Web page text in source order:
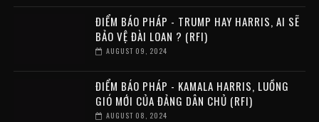
ĐIỂM BÁO PHÁP - TRUMP HAY HARRIS, AI SẼ
BẢO VỆ ĐÀI LOAN ? (RFI)
AUGUST 09, 2024
ĐIỂM BÁO PHÁP - KAMALA HARRIS, LUỒNG
GIÓ MỚI CỦA ĐẢNG DÂN CHỦ (RFI)
AUGUST 08, 2024